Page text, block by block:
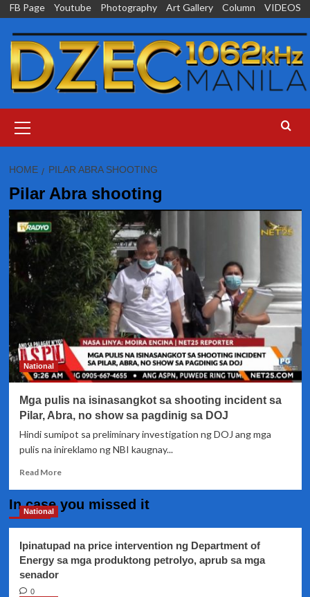
Skip
content
FB Page Youtube Photography Art Gallery Column VIDEOS
Menu
HOME PILAR ABRA SHOOTING
Pilar Abra shooting
National
Mga pulis na isinasangkot sa shooting incident sa
Pilar, Abra, no show sa pagdinig sa DOJ
Hindi sumipot sa preliminary investigation ng DOJ ang mga
pulis na inireklamo ng NBI kaugnay...
Read MoreRead
Mga
isinasangkot
sa
In case you missed it
National
Ipinatupad na price intervention ng Department of
Energy sa mga produktong petrolyo, aprub sa mga
senador
0